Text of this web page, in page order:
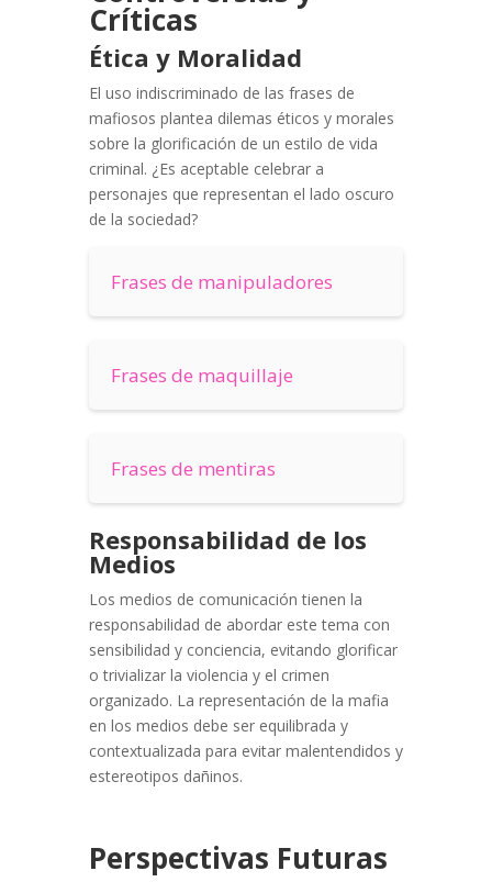
Críticas
Ética y Moralidad
El uso indiscriminado de las frases de
mafiosos plantea dilemas éticos y morales
sobre la glorificación de un estilo de vida
criminal. ¿Es aceptable celebrar a
personajes que representan el lado oscuro
de la sociedad?
Frases de manipuladores
Frases de maquillaje
Frases de mentiras
Responsabilidad de los
Medios
Los medios de comunicación tienen la
responsabilidad de abordar este tema con
sensibilidad y conciencia, evitando glorificar
o trivializar la violencia y el crimen
organizado. La representación de la mafia
en los medios debe ser equilibrada y
contextualizada para evitar malentendidos y
estereotipos dañinos.
Perspectivas Futuras